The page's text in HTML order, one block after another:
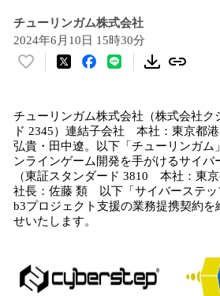
チューリンガム株式会社
2024年6月10日 15時30分
い
！
数
を
読
み
込
み
す
チューリンガム株式会社（株式会社ク
ド 2345）連結子会社 本社：東京都
弘貴・田中遼。以下「チューリンガム
ンラインゲーム開発を手がけるサイバ
（東証スタンダード 3810 本社：東
社長：佐藤 類 以下「サイバーステッ
b3プロジェクト支援の業務提携契約を
せいたします。